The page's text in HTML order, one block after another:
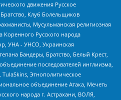
движения Русское
Клуб Болельщиков
Мусульманская религиозная
Русского народа
УНА - УНСО, Украинская
Бандеры, Братство, Белый Крест,
последователей инглиизма,
Этнополитическое
объединение Атака, Мечеть
народа г. Астрахани, ВОЛЯ,